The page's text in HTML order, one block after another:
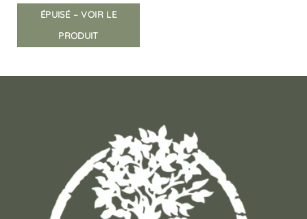
ÉPUISÉ – VOIR LE
PRODUIT